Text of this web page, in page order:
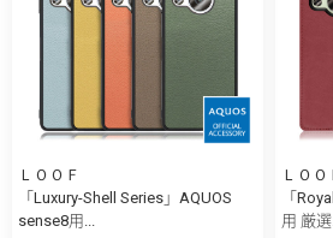
ＬＯＯＦ
「Luxury-Shell Series」AQUOS
sense8用...
ＬＯＯ
「
用 厳